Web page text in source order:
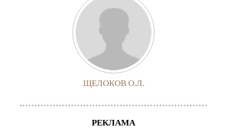
ЩЕЛОКОВ О.Л.
РЕКЛАМА